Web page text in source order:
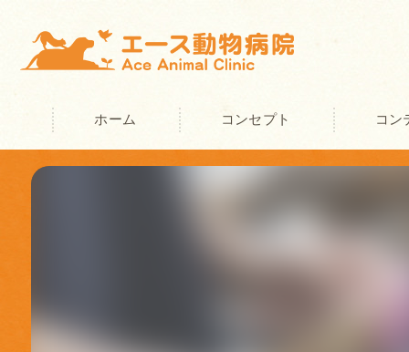
ホーム コンセプト
奈良の動物病院･エース動物病院の
奈良の動物病院･エース動物病院の
奈良の動物病院･エース動物病院の
コン